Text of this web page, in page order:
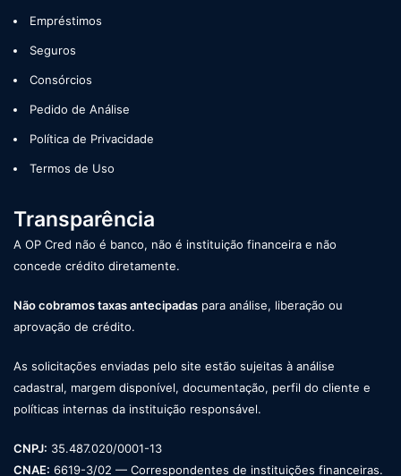
Empréstimos
Seguros
Consórcios
Pedido de Análise
Política de Privacidade
Termos de Uso
Transparência
A OP Cred não é banco, não é instituição financeira e não
concede crédito diretamente.
Não cobramos taxas antecipadas para análise, liberação ou
aprovação de crédito.
As solicitações enviadas pelo site estão sujeitas à análise
cadastral, margem disponível, documentação, perfil do cliente e
políticas internas da instituição responsável.
CNPJ: 35.487.020/0001-13
CNAE: 6619-3/02 — Correspondentes de instituições financeiras.